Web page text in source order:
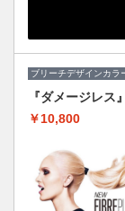
ブリーチデザインカラ
『ダメージレ
￥10,800